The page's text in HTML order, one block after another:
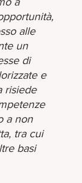
alle
un
di
e
risiede
a non
tra cui
basi